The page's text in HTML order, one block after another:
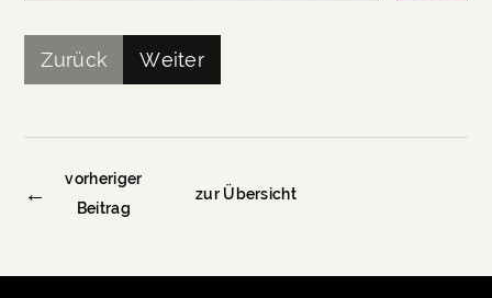
Zurück Weiter
←
vorheriger
Beitrag
zur Übersicht